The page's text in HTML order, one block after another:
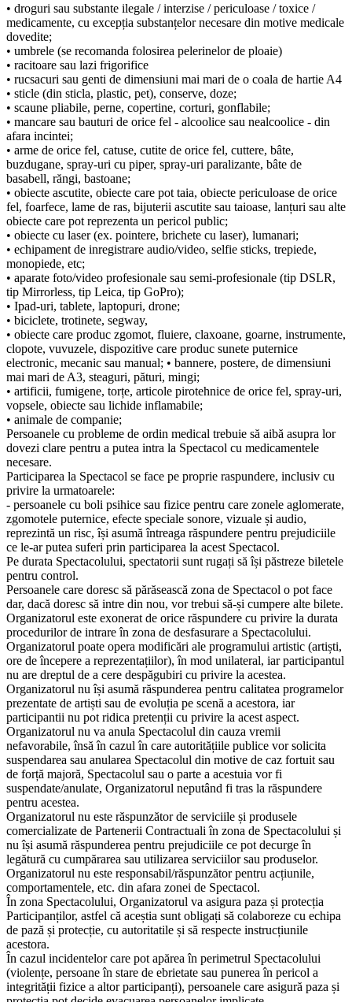
• droguri sau substante ilegale / interzise / periculoase / toxice /
medicamente, cu excepția substanțelor necesare din motive medicale
dovedite;
• umbrele (se recomanda folosirea pelerinelor de ploaie)
• racitoare sau lazi frigorifice
• rucsacuri sau genti de dimensiuni mai mari de o coala de hartie A4
• sticle (din sticla, plastic, pet), conserve, doze;
• scaune pliabile, perne, copertine, corturi, gonflabile;
• mancare sau bauturi de orice fel - alcoolice sau nealcoolice - din
afara incintei;
• arme de orice fel, catuse, cutite de orice fel, cuttere, bâte,
buzdugane, spray-uri cu piper, spray-uri paralizante, bâte de
basabell, răngi, bastoane;
• obiecte ascutite, obiecte care pot taia, obiecte periculoase de orice
fel, foarfece, lame de ras, bijuterii ascutite sau taioase, lanțuri sau alte
obiecte care pot reprezenta un pericol public;
• obiecte cu laser (ex. pointere, brichete cu laser), lumanari;
• echipament de inregistrare audio/video, selfie sticks, trepiede,
monopiede, etc;
• aparate foto/video profesionale sau semi-profesionale (tip DSLR,
tip Mirrorless, tip Leica, tip GoPro);
• Ipad-uri, tablete, laptopuri, drone;
• biciclete, trotinete, segway,
• obiecte care produc zgomot, fluiere, claxoane, goarne, instrumente,
clopote, vuvuzele, dispozitive care produc sunete puternice
electronic, mecanic sau manual; • bannere, postere, de dimensiuni
mai mari de A3, steaguri, pături, mingi;
• artificii, fumigene, torțe, articole pirotehnice de orice fel, spray-uri,
vopsele, obiecte sau lichide inflamabile;
• animale de companie;
Persoanele cu probleme de ordin medical trebuie să aibă asupra lor
dovezi clare pentru a putea intra la Spectacol cu medicamentele
necesare.
Participarea la Spectacol se face pe proprie raspundere, inclusiv cu
privire la urmatoarele:
- persoanele cu boli psihice sau fizice pentru care zonele aglomerate,
zgomotele puternice, efecte speciale sonore, vizuale și audio,
reprezintă un risc, își asumă întreaga răspundere pentru prejudiciile
ce le-ar putea suferi prin participarea la acest Spectacol.
Pe durata Spectacolului, spectatorii sunt rugați să își păstreze biletele
pentru control.
Persoanele care doresc să părăsească zona de Spectacol o pot face
dar, dacă doresc să intre din nou, vor trebui să-și cumpere alte bilete.
Organizatorul este exonerat de orice răspundere cu privire la durata
procedurilor de intrare în zona de desfasurare a Spectacolului.
Organizatorul poate opera modificări ale programului artistic (artiști,
ore de începere a reprezentațiilor), în mod unilateral, iar participantul
nu are dreptul de a cere despăgubiri cu privire la acestea.
Organizatorul nu își asumă răspunderea pentru calitatea programelor
prezentate de artiști sau de evoluția pe scenă a acestora, iar
participantii nu pot ridica pretenții cu privire la acest aspect.
Organizatorul nu va anula Spectacolul din cauza vremii
nefavorabile, însă în cazul în care autoritățiile publice vor solicita
suspendarea sau anularea Spectacolul din motive de caz fortuit sau
de forță majoră, Spectacolul sau o parte a acestuia vor fi
suspendate/anulate, Organizatorul neputând fi tras la răspundere
pentru acestea.
Organizatorul nu este răspunzător de serviciile și produsele
comercializate de Partenerii Contractuali în zona de Spectacolului și
nu își asumă răspunderea pentru prejudiciile ce pot decurge în
legătură cu cumpărarea sau utilizarea serviciilor sau produselor.
Organizatorul nu este responsabil/răspunzător pentru acțiunile,
comportamentele, etc. din afara zonei de Spectacol.
În zona Spectacolului, Organizatorul va asigura paza și protecția
Participanților, astfel că aceștia sunt obligați să colaboreze cu echipa
de pază și protecție, cu autoritatile și să respecte instrucțiunile
acestora.
În cazul incidentelor care pot apărea în perimetrul Spectacolului
(violențe, persoane în stare de ebrietate sau punerea în pericol a
integrității fizice a altor participanți), persoanele care asigură paza și